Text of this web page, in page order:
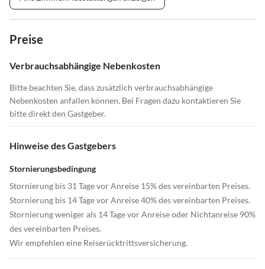
Preise
Verbrauchsabhängige Nebenkosten
Bitte beachten Sie, dass zusätzlich verbrauchsabhängige
Nebenkosten anfallen können. Bei Fragen dazu kontaktieren Sie
bitte direkt den Gastgeber.
Hinweise des Gastgebers
Stornierungsbedingung
Stornierung bis 31 Tage vor Anreise 15% des vereinbarten Preises.
Stornierung bis 14 Tage vor Anreise 40% des vereinbarten Preises.
Stornierung weniger als 14 Tage vor Anreise oder Nichtanreise 90%
des vereinbarten Preises.
Wir empfehlen eine Reiserücktrittsversicherung.